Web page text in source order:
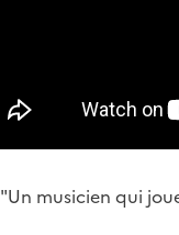
"Un musicien qui